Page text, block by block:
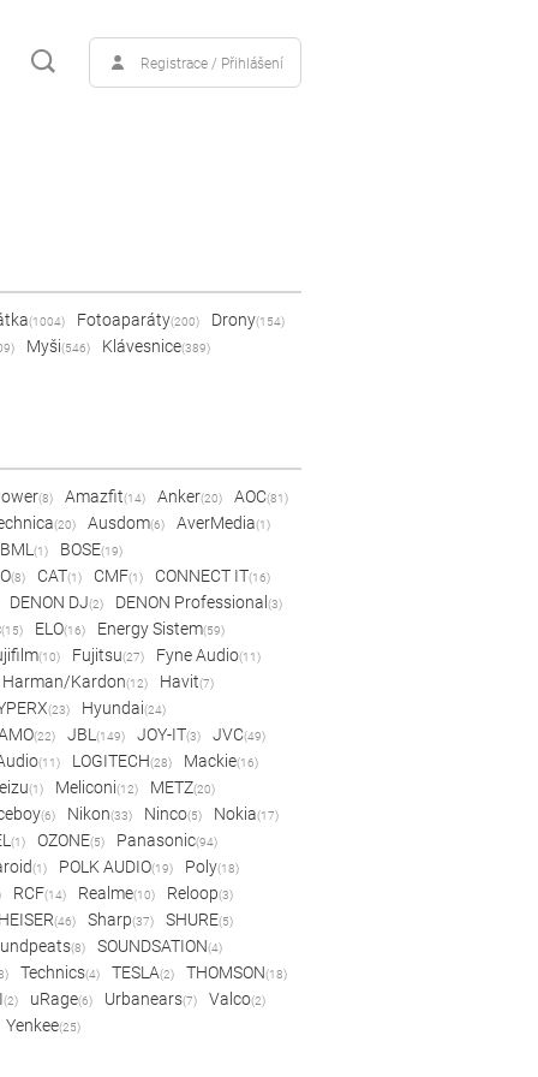
Registrace / Přihlášení
(1004) Fotoaparáty(200) Drony(154)
Myši(546) Klávesnice(389)
(8) Amazfit(14) Anker(20) AOC(81)
(20) Ausdom(6) AverMedia(1)
BML(1) BOSE(19)
(8) CAT(1) CMF(1) CONNECT IT(16)
DENON DJ(2) DENON Professional (3)
(15) ELO(16) Energy Sistem(59)
(10) Fujitsu(27) Fyne Audio(11)
Harman/Kardon(12) Havit(7)
(23) Hyundai(24)
(22) JBL(149) JOY-IT(3) JVC(49)
(11) LOGITECH(28) Mackie(16)
(1) Meliconi(12) METZ(20)
(6) Nikon(33) Ninco(5) Nokia(17)
(1) OZONE(5) Panasonic(94)
(1) POLK AUDIO(19) Poly(18)
RCF(14) Realme(10) Reloop(3)
(46) Sharp(37) SHURE(5)
(8) SOUNDSATION(4)
Technics(4) TESLA(2) THOMSON(18)
(2) uRage(6) Urbanears(7) Valco(2)
Yenkee(25)